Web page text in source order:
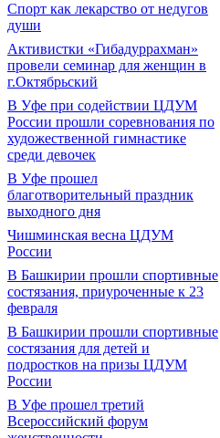
Спорт как лекарство от недугов
души
Активистки «Гибадуррахман»
провели семинар для женщин в
г.Октябрьский
В Уфе при содействии ЦДУМ
России прошли соревнования по
художественной гимнастике
среди девочек
В Уфе прошел
благотворительный праздник
выходного дня
Чишминская весна ЦДУМ
России
В Башкирии прошли спортивные
состязания, приуроченные к 23
февраля
В Башкирии прошли спортивные
состязания для детей и
подростков на призы ЦДУМ
России
В Уфе прошел третий
Всероссийский форум